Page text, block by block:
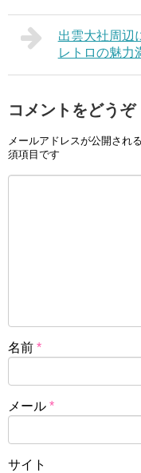
出雲大社周辺
レトロの魅力
コメントをどうぞ
メールアドレスが公開され
須項目です
名前 *
メール *
サイト